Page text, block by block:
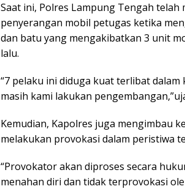
Saat ini, Polres Lampung Tengah
penyerangan mobil petugas ketika
dan batu yang mengakibatkan 3 unit
lalu.
“7 pelaku ini diduga kuat terlibat dalam
masih kami lakukan
Kemudian, Kapolres juga mengimbau
melakukan provokasi dalam peristiwa
“Provokator akan diproses secara
menahan diri dan tidak terprovokasi